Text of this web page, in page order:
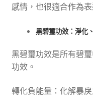
感情，也很適合作為
黑碧璽功效：淨化
黑碧璽功效是所有碧
功效。
轉化負能量：化解暴